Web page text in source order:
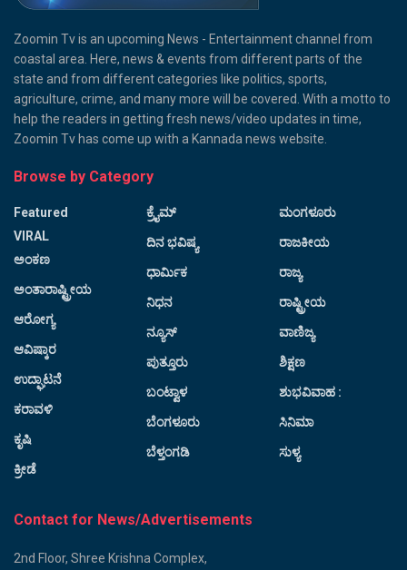
Zoomin Tv is an upcoming News - Entertainment channel from
coastal area. Here, news & events from different parts of the
state and from different categories like politics, sports,
agriculture, crime, and many more will be covered. With a motto to
help the readers in getting fresh news/video updates in time,
Zoomin Tv has come up with a Kannada news website.
Browse by Category
Featured
VIRAL
ಅಂಕಣ
ಅಂತಾರಾಷ್ಟ್ರೀಯ
ಆರೋಗ್ಯ
ಆವಿಷ್ಕಾರ
ಉದ್ಘಾಟನೆ
ಕರಾವಳಿ
ಕೃಷಿ
ಕ್ರೀಡೆ
ಕ್ರೈಮ್
ದಿನ ಭವಿಷ್ಯ
ಧಾರ್ಮಿಕ
ನಿಧನ
ನ್ಯೂಸ್
ಪುತ್ತೂರು
ಬಂಟ್ವಾಳ
ಬೆಂಗಳೂರು
ಬೆಳ್ತಂಗಡಿ
ಮಂಗಳೂರು
ರಾಜಕೀಯ
ರಾಜ್ಯ
ರಾಷ್ಟ್ರೀಯ
ವಾಣಿಜ್ಯ
ಶಿಕ್ಷಣ
ಶುಭವಿವಾಹ :
ಸಿನಿಮಾ
ಸುಳ್ಯ
Contact for News/Advertisements
2nd Floor, Shree Krishna Complex,